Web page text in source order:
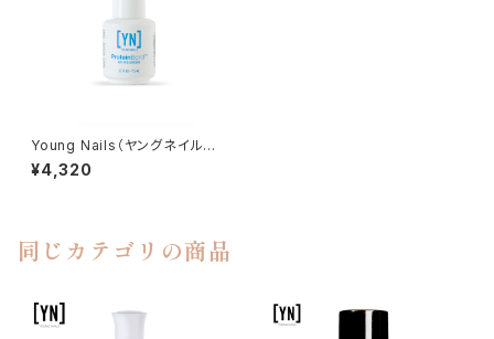
Young Nails（ヤングネイルズ）
Protein Bond（プロテインボン
ド）7.5ml
¥4,320
同じカテゴリの商品